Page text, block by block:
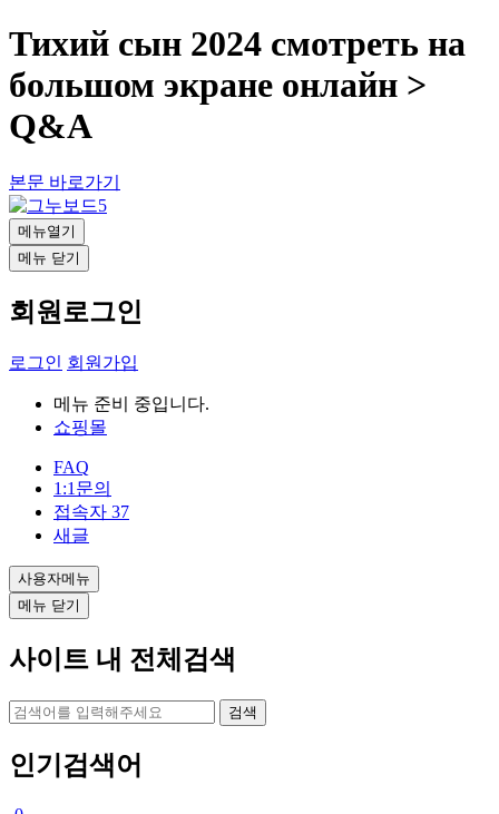
Тихий сын 2024 смотреть на
большом экране онлайн >
Q&A
본문 바로가기
메뉴열기
메뉴 닫기
회원로그인
로그인 회원가입
메뉴 준비 중입니다.
쇼핑몰
FAQ
1:1문의
접속자 37
새글
사용자메뉴
메뉴 닫기
사이트 내 전체검색
검색
인기검색어